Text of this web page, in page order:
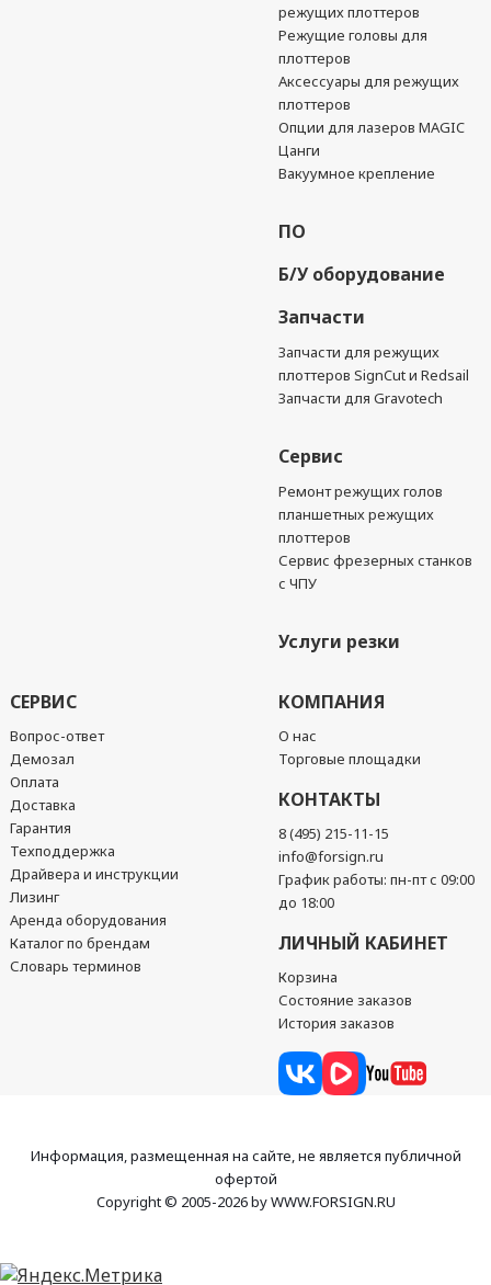
режущих плоттеров
Режущие головы для
плоттеров
Аксессуары для режущих
плоттеров
Опции для лазеров MAGIC
Цанги
Вакуумное крепление
ПО
Б/У оборудование
Запчасти
Запчасти для режущих
плоттеров SignCut и Redsail
Запчасти для Gravotech
Сервис
Ремонт режущих голов
планшетных режущих
плоттеров
Сервис фрезерных станков
с ЧПУ
Услуги резки
СЕРВИС
Вопрос-ответ
Демозал
Оплата
Доставка
Гарантия
Техподдержка
Драйвера и инструкции
Лизинг
Аренда оборудования
Каталог по брендам
Словарь терминов
КОМПАНИЯ
О нас
Торговые площадки
КОНТАКТЫ
8 (495) 215-11-15
info@forsign.ru
График работы: пн-пт с 09:00
до 18:00
ЛИЧНЫЙ КАБИНЕТ
Корзина
Состояние заказов
История заказов
Информация, размещенная на сайте, не является публичной
офертой
Copyright © 2005-2026 by WWW.FORSIGN.RU